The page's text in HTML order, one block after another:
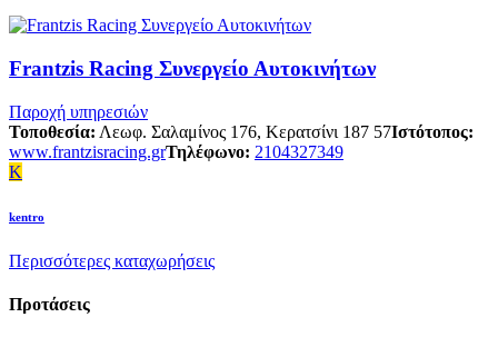
Frantzis Racing Συνεργείο Αυτοκινήτων
Παροχή υπηρεσιών
Τοποθεσία: Λεωφ. Σαλαμίνος 176, Κερατσίνι 187 57Ιστότοπος:
www.frantzisracing.grΤηλέφωνο: 2104327349
K
kentro
Περισσότερες καταχωρήσεις
Προτάσεις